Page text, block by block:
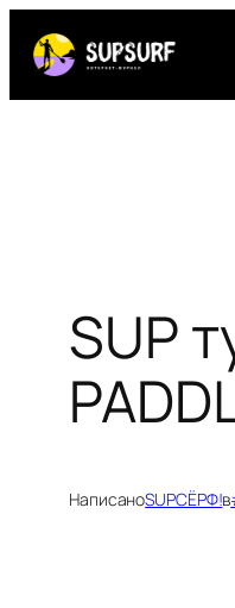
Перейти
содержимому
SUP
НаписаноSUPСЁРФ!в